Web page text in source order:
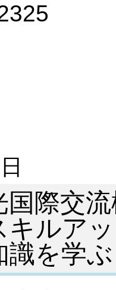
国際交
キルア
識を学